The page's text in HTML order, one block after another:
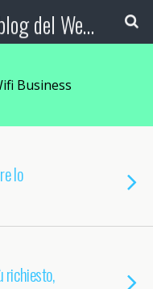
Booking Blog™ - Il blog del Web Marketing Turistico
Business
lo
richiesto,